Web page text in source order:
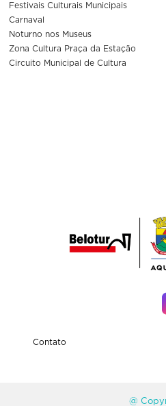
Festivais Culturais Municipais
Carnaval
Noturno nos Museus
Zona Cultura Praça da Estação
Circuito Municipal de Cultura
Contato
@